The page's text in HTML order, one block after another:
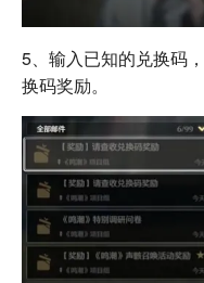
5、输入已知的兑换码
换码奖励。